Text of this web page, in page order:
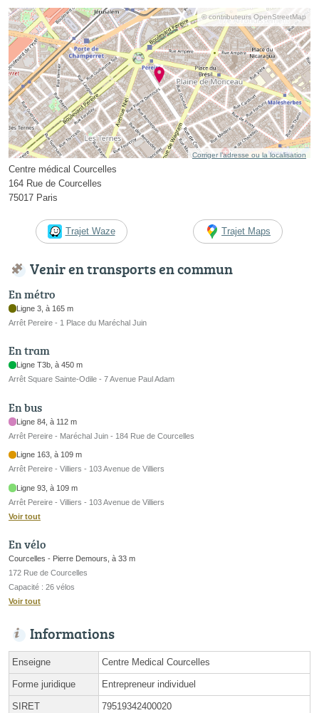
© contributeurs OpenStreetMap
Corriger l’adresse ou la localisation
Centre médical Courcelles
164 Rue de Courcelles
75017 Paris
Trajet Waze Trajet Maps
Venir en transports en commun
En métro
Ligne 3, à 165 m
Arrêt Pereire - 1 Place du Maréchal Juin
En tram
Ligne T3b, à 450 m
Arrêt Square Sainte-Odile - 7 Avenue Paul Adam
En bus
Ligne 84, à 112 m
Arrêt Pereire - Maréchal Juin - 184 Rue de Courcelles
Ligne 163, à 109 m
Arrêt Pereire - Villiers - 103 Avenue de Villiers
Ligne 93, à 109 m
Arrêt Pereire - Villiers - 103 Avenue de Villiers
Voir tout
En vélo
Courcelles - Pierre Demours, à 33 m
172 Rue de Courcelles
Capacité : 26 vélos
Voir tout
Informations
Enseigne Centre Medical Courcelles
Forme juridique Entrepreneur individuel
SIRET 79519342400020